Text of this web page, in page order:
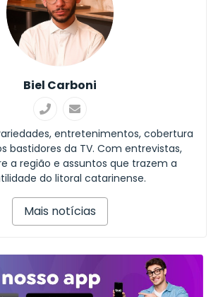
Biel Carboni
entretenimentos, cobertura
bastidores da TV. Com entrevistas,
a região e assuntos que trazem a
do litoral catarinense.
Mais notícias